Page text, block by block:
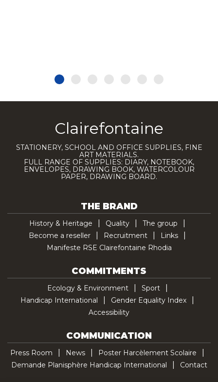
Clairefontaine
STATIONERY, SCHOOL AND OFFICE SUPPLIES, FINE
ART MATERIALS.
FULL RANGE OF SUPPLIES: DIARY, NOTEBOOK,
ENVELOPES, DRAWING BOOK, WATERCOLOUR
PAPER, DRAWING BOARD.
THE BRAND
History & Heritage Quality
The group
Become a reseller
Recruitment
Links
Manifeste RSE Clairefontaine Rhodia
COMMITMENTS
Ecology & Environment
Sport
Handicap International
Gender Equality Index
Accessibility
COMMUNICATION
Press Room News
Poster Harcèlement Scolaire
Demande Planisphère Handicap International
Contact